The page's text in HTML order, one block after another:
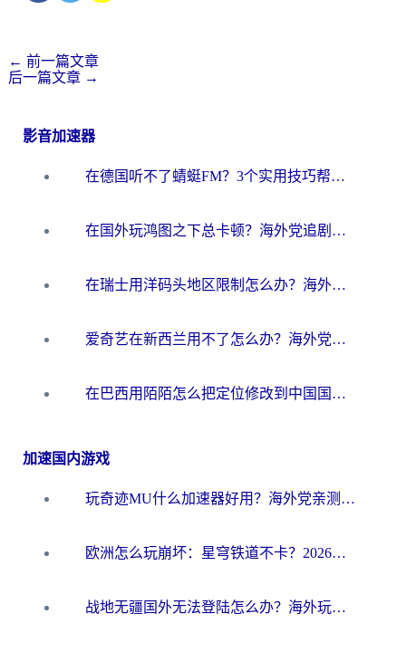
← 前一篇文章
后一篇文章 →
影音加速器
在德国听不了蜻蜓FM？3个实用技巧帮你解锁国内影音自由
在国外玩鸿图之下总卡顿？海外党追剧听歌的3个实用解决方案
在瑞士用洋码头地区限制怎么办？海外华人必看的回国加速全攻略
爱奇艺在新西兰用不了怎么办？海外党亲测有效的回国加速方案
在巴西用陌陌怎么把定位修改到中国国内？海外党必看的回国加速全攻略
加速国内游戏
玩奇迹MU什么加速器好用？海外党亲测：这款加速器让你告别延迟卡顿！
欧洲怎么玩崩坏：星穹铁道不卡？2026海外玩家国服游戏加速器终极攻略
战地无疆国外无法登陆怎么办？海外玩家国服畅玩终极指南（附欧服魔兽EVE加速方案）